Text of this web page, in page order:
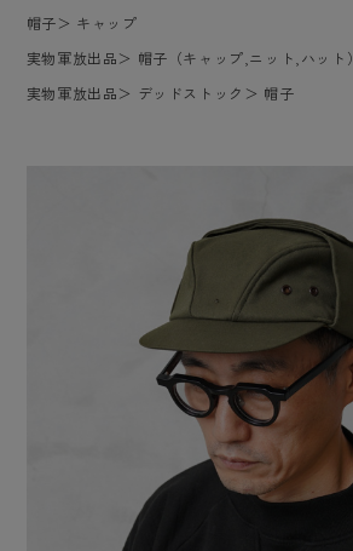
帽子＞ キャップ
実物軍放出品＞ 帽子（キャップ,ニット,ハット）
実物軍放出品＞ デッドストック ＞ 帽子